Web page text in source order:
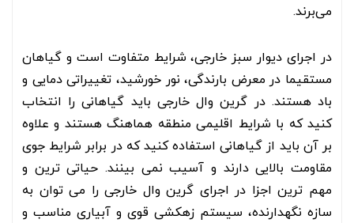
می‌برند.
در اجرای دیوار سبز خارجی، شرایط متفاوت است و گیاهان
مستقیما در معرض بارندگی، نور خورشید، تغییراتی دمایی و
باد هستند. در گرین وال خارجی باید گیاهانی را انتخاب
کنید که با شرایط اقلیمی منطقه هماهنگ هستند و علاوه
بر آن باید از گیاهانی استفاده کنید که در برابر شرایط جوی
مقاومت بالایی دارند و آسیب نمی بینند. حیاتی ترین و
مهم ترین اجزا در اجرای گرین وال خارجی را می توان به
سازه نگهدارنده، سیستم زهکشی قوی و آبیاری مناسب و